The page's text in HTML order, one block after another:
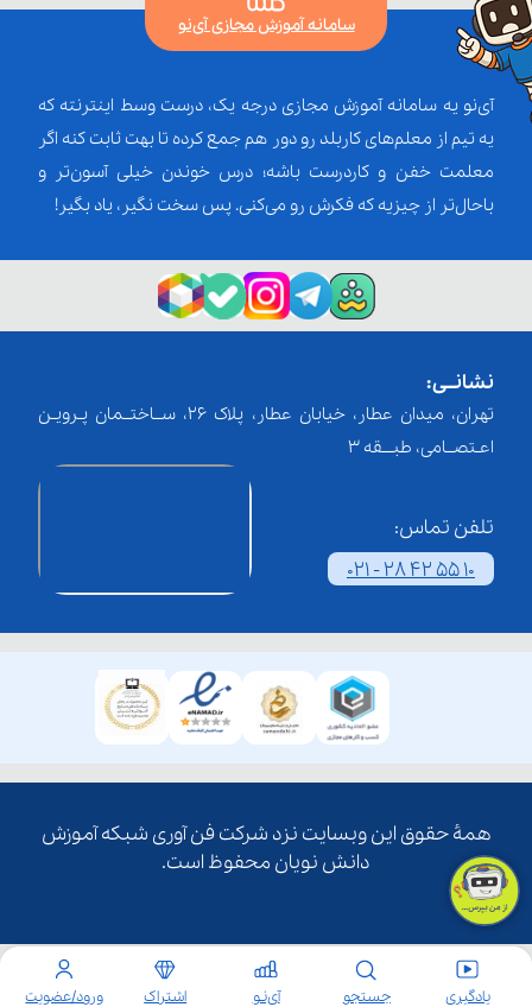
یادگیری جستجو آی‌نـو اشتراک ورود/عضویت
سامانه آموزش مجازی آی‌نو
آی‌نو یه سامانه آموزش مجازی درجه یک، درست وسط اینترنته که
یه تیم از معلم‌‌های کاربلد رو دور هم جمع کرده تا بهت ثابت کنه اگر
معلمت خفن و کاردرست باشه؛ درس خوندن خیلی آسون‌تر و
باحال‌تر از چیزیه که فکرش رو می‌کنی. پس سخت نگیر، یاد بگیر!
نشانــی:
تهران، میدان عطار، خیابان عطار، پلاک 26، ســاختــمان پـرویـن
اعـتصــامی، طبـــقه 3
تلفن تماس:
021 - 28 42 55 10
همۀ حقوق این وبسایت نزد شرکت فن آوری شبکه آموزش
دانش نویان محفوظ است.